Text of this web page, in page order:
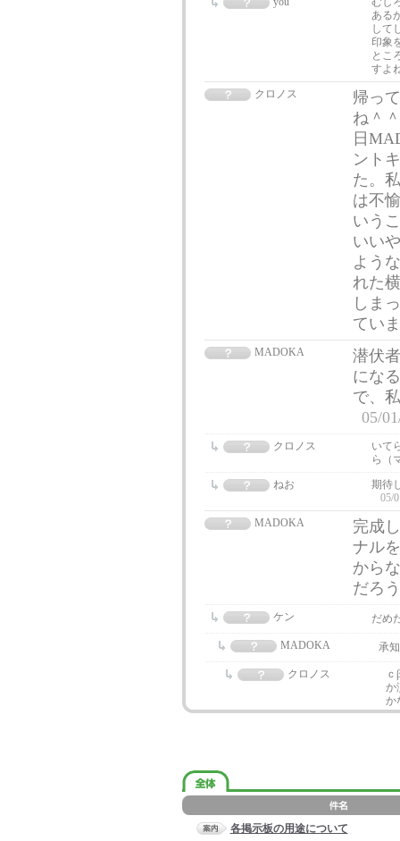
ある
して
印象
とこ
すよ
クロノス
帰っ
ね＾
日
ント
た。
は不
いう
いい
よう
れた
しま
てい
MADOKA
潜伏
にな
で、
05/
クロノス
いて
ら（
ねお
期待
05/
MADOKA
完成
ナル
から
だろ
ケン だめ
MADOKA 承
クロノス
か
か
各掲示板の用途について